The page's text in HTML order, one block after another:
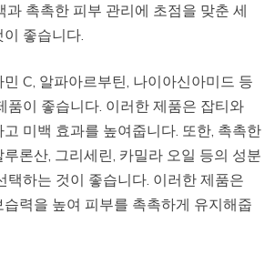
과 촉촉한 피부 관리에 초점을 맞춘 세
좋습니다.
C, 알파아르부틴, 나이아신아미드 등
품이 좋습니다. 이러한 제품은 잡티와
미백 효과를 높여줍니다. 또한, 촉촉한
론산, 그리세린, 카밀라 오일 등의 성분
택하는 것이 좋습니다. 이러한 제품은
력을 높여 피부를 촉촉하게 유지해줍